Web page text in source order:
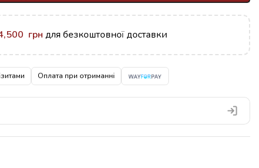
грн для безкоштовної доставки
Оплата при отриманні